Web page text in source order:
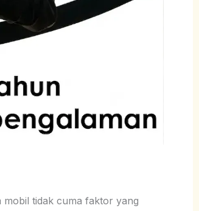
mobil tidak cuma faktor yang